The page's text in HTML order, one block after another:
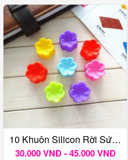
10 Khuôn Silicon Rời Sứ 5cm
30.000 VNĐ - 45.000 VNĐ